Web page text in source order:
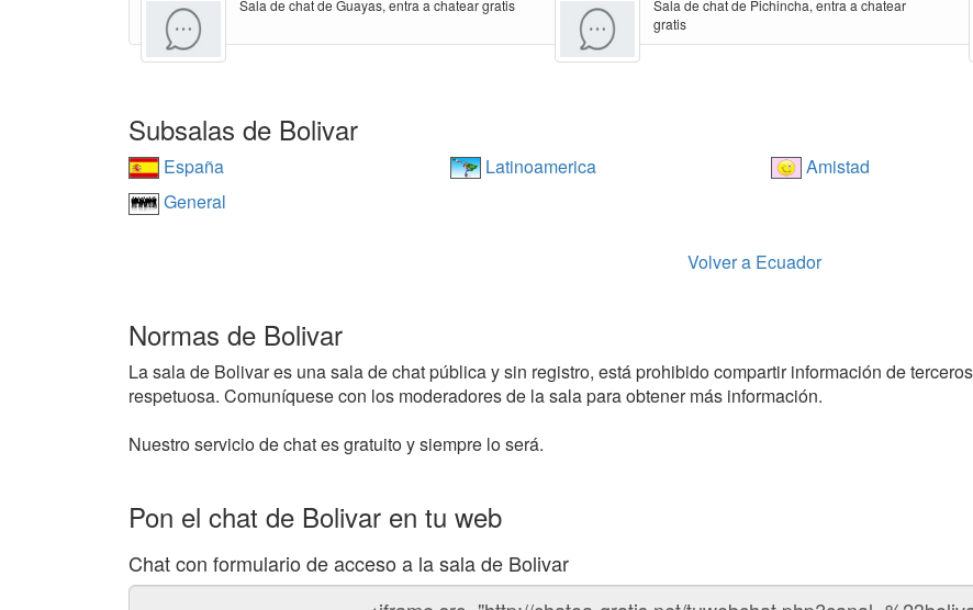
Sala de chat de Guayas, entra a chatear gratis
Sala de chat de Pichincha, entra a chatear
gratis
Subsalas de Bolivar
España Latinoamerica Amistad
General
Volver a Ecuador
Normas de Bolivar
La sala de Bolivar es una sala de chat pública y sin registro, está prohibido compartir información de
respetuosa. Comuníquese con los moderadores de la sala para obtener más información.
Nuestro servicio de chat es gratuito y siempre lo será.
Pon el chat de Bolivar en tu web
Chat con formulario de acceso a la sala de Bolivar
Código